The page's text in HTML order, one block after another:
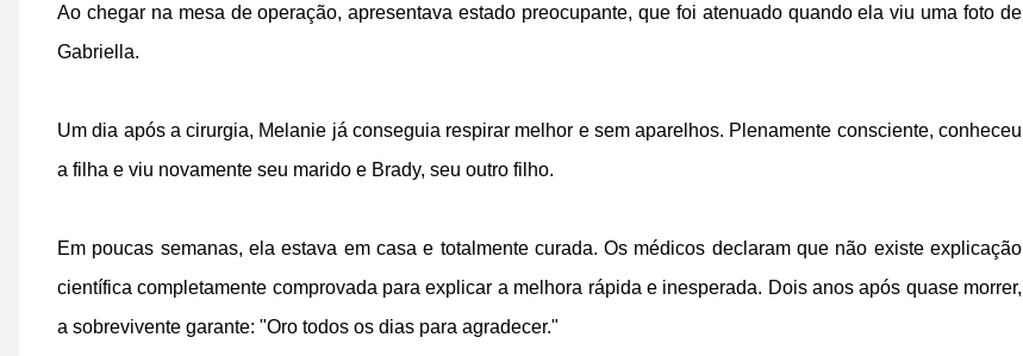
Ao chegar na mesa de operação, apresentava estado preocupante, que foi atenuado quando ela viu uma foto de
Gabriella.
Um dia após a cirurgia, Melanie já conseguia respirar melhor e sem aparelhos. Plenamente consciente, conheceu
a filha e viu novamente seu marido e Brady, seu outro filho.
Em poucas semanas, ela estava em casa e totalmente curada. Os médicos declaram que não existe explicação
científica completamente comprovada para explicar a melhora rápida e inesperada. Dois anos após quase morrer,
a sobrevivente garante: "Oro todos os dias para agradecer."